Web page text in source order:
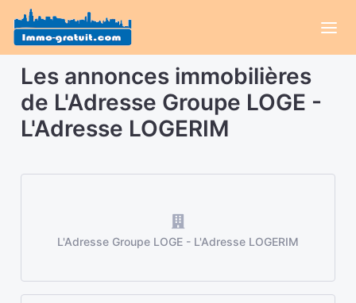
Les annonces immobilières
de L'Adresse Groupe LOGE -
L'Adresse LOGERIM
L'Adresse Groupe LOGE - L'Adresse LOGERIM